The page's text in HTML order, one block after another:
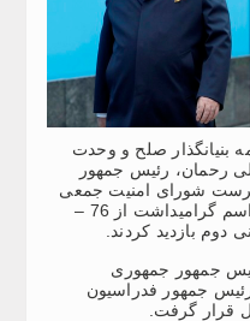
/”خاور”/. در تاریخ 9 مه بنیانگذار صلح و وحدت
رحمان، رئیس جمهور
شورای امنیت جمعی
سازمان پیمان امنیت جمعی از مراسم گرامیداشت از 76 –
دوم بازدید کردند.
جمهور جمهوری
جمهور فدراسیون
قرار گرفت.